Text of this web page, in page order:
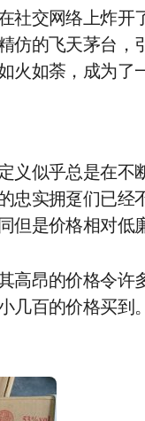
社交网络上炸开
仿的飞天茅台
火如荼，成为了
义似乎总是在
忠实拥趸们已
但是价格相对低
高昂的价格令
几百的价格买